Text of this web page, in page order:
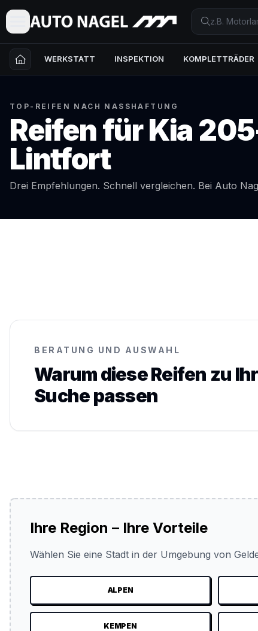
WERKSTATT INSPEKTION KOMPLETTRÄDER
TOP-REIFEN NACH NASSHAFTUNG
Reifen fürKia
Lintfort
Drei Empfehlungen. Schnell vergleichen. Bei Auto
BERATUNG UND AUSWAHL
Warum diese Reifen zu
Suche passen
Ihre Region – Ihre Vorteile
Wählen Sie eine Stadt in der Umgebung von
ALPEN
KEMPEN